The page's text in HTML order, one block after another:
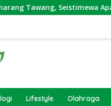
Seistimewa Apa?
Lifestyle Olahraga